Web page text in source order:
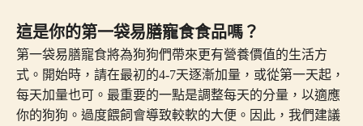
這是你的第一袋易膳寵食食品嗎？
第一袋易膳寵食將為狗狗們帶來更有營養價值的生活方
式。開始時，請在最初的4-7天逐漸加量，或從第一天起，
每天加量也可。最重要的一點是調整每天的分量，以適應
你的狗狗。過度餵飼會導致較軟的大便。因此，我們建議